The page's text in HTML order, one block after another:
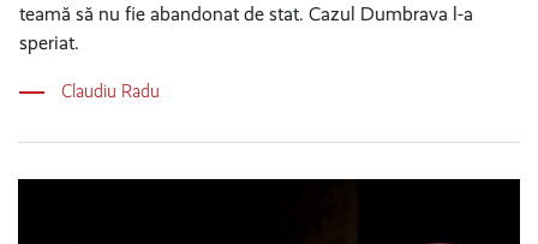
teamă să nu fie abandonat de stat. Cazul Dumbrava l-a
speriat.
Claudiu Radu